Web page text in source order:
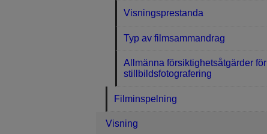
Visningsprestanda
Typ av filmsammandrag
Allmänna försiktighetsåtgärder för
stillbildsfotografering
Filminspelning
Visning